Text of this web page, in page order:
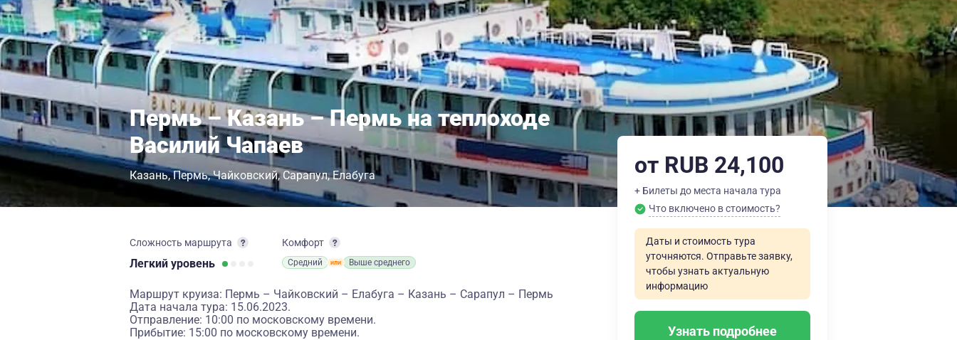
Пермь – Казань – Пермь на теплоходе
Василий Чапаев
Казань Пермь Чайковский Сарапул Елабуга
Сложность маршрута
Легкий уровень
Комфорт
Средний Выше среднего
Маршрут круиза: Пермь – Чайковский – Елабуга – Казань – Сарапул – Пермь
Дата начала тура: 15.06.2023.
Отправление: 10:00 по московскому времени.
Прибытие: 15:00 по московскому времени.
от RUB 24,100
+ Билеты до места начала тура
Что включено в стоимость?
Даты и стоимость тура
уточняются. Отправьте заявку,
чтобы узнать актуальную
информацию
Узнать подробнее